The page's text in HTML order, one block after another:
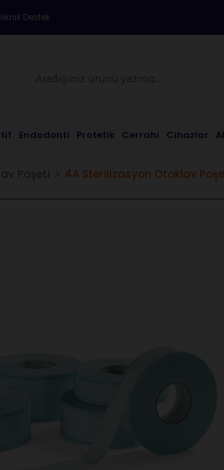
Destek
Endodonti Protetik Cerrahi Cihazlar
4A Sterilizasyon Otoklav